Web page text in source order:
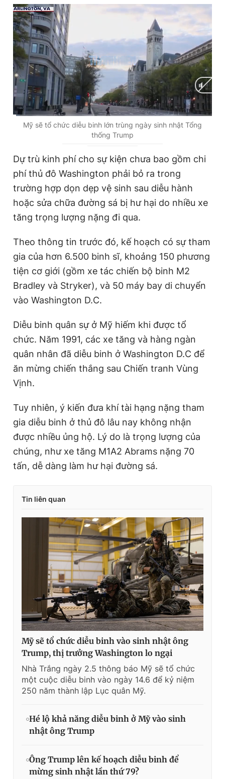
C
e
i
m
e
0:02 / D
t
1:57
Mỹ sẽ tổ chức diễu binh lớn trùng ngày sinh nhật Tổng
thống Trump
Dự trù kinh phí cho sự kiện chưa bao gồm chi
phí thủ đô Washington phải bỏ ra trong
trường hợp dọn dẹp vệ sinh sau diễu hành
hoặc sửa chữa đường sá bị hư hại do nhiều xe
tăng trọng lượng nặng đi qua.
Theo thông tin trước đó, kế hoạch có sự tham
gia của hơn 6.500 binh sĩ, khoảng 150 phương
tiện cơ giới (gồm xe tác chiến bộ binh M2
Bradley và Stryker), và 50 máy bay di chuyển
vào Washington D.C.
Diễu binh quân sự ở Mỹ hiếm khi được tổ
chức. Năm 1991, các xe tăng và hàng ngàn
quân nhân đã diễu binh ở Washington D.C để
ăn mừng chiến thắng sau Chiến tranh Vùng
Vịnh.
Tuy nhiên, ý kiến đưa khí tài hạng nặng tham
gia diễu binh ở thủ đô lâu nay không nhận
được nhiều ủng hộ. Lý do là trọng lượng của
chúng, như xe tăng M1A2 Abrams nặng 70
tấn, dễ dàng làm hư hại đường sá.
Tin liên quan
Mỹ sẽ tổ chức diễu binh vào sinh nhật ông
Trump, thị trưởng Washington lo ngại
Nhà Trắng ngày 2.5 thông báo Mỹ sẽ tổ chức
một cuộc diễu binh vào ngày 14.6 để kỷ niệm
250 năm thành lập Lục quân Mỹ.
Hé lộ khả năng diễu binh ở Mỹ vào sinh
nhật ông Trump
Ông Trump lên kế hoạch diễu binh để
mừng sinh nhật lần thứ 79?